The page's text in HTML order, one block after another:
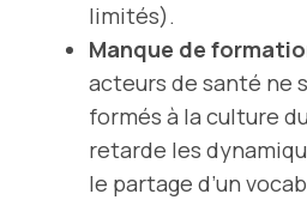
limités).
Manque de
acteurs de santé ne
formés à la culture
retarde les
le partage d’un